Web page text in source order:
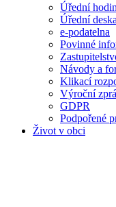
Úřední
Úřední deska
e-podatelna
Povinné
Návody a
Klikací
Výroční
GDPR
Podpořené
Život v obci